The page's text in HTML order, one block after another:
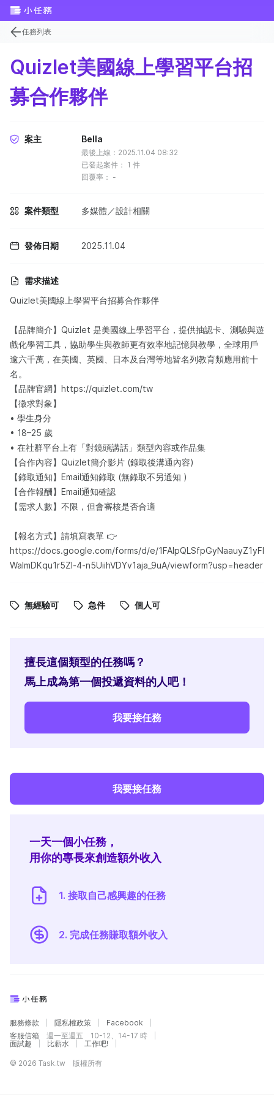
任務列表
Quizlet美國線上學習平台招
募合作夥伴
案主 Bella
最後上線：2025.11.04 08:32
已發起案件： 1 件
回覆率： -
案件類型 多媒體／設計相關
發佈日期 2025.11.04
需求描述
Quizlet美國線上學習平台招募合作夥伴
【品牌簡介】Quizlet 是美國線上學習平台，提供抽認卡、測驗與遊
戲化學習工具，協助學生與教師更有效率地記憶與教學，全球用戶
逾六千萬，在美國、英國、日本及台灣等地皆名列教育類應用前十
名。
【品牌官網】https://quizlet.com/tw
【徵求對象】
• 學生身分
• 18–25 歲
• 在社群平台上有「對鏡頭講話」類型內容或作品集
【合作內容】Quizlet簡介影片 (錄取後溝通內容)
【錄取通知】Email通知錄取 (無錄取不另通知 )
【合作報酬】Email通知確認
【需求人數】不限，但會審核是否合適
【報名方式】請填寫表單 👉
https://docs.google.com/forms/d/e/1FAIpQLSfpGyNaauyZ1yFl
WalmDKqu1r5Zl-4-n5UiihVDYv1aja_9uA/viewform?usp=header
無經驗可 急件 個人可
擅長這個類型的任務嗎？
馬上成為第一個投遞資料的人吧！
我要接任務
我要接任務
一天一個小任務，
用你的專長來創造額外收入
1. 接取自己感興趣的任務
2. 完成任務賺取額外收入
服務條款 隱私權政策
Facebook
客服信箱
週一至週五 10-12、14-17 時
面試趣
比薪水 工作吧!
© 2026 Task.tw 版權所有